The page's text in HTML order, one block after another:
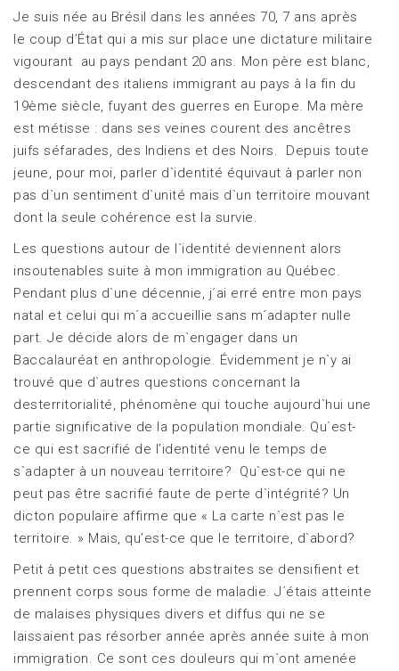
Je suis née au Brésil dans les années 70, 7 ans après
le coup d’État qui a mis sur place une dictature militaire
vigourant au pays pendant 20 ans. Mon père est blanc,
descendant des italiens immigrant au pays à la fin du
19ème siècle, fuyant des guerres en Europe. Ma mère
est métisse : dans ses veines courent des ancêtres
juifs séfarades, des Indiens et des Noirs. Depuis toute
jeune, pour moi, parler d`identité équivaut à parler non
pas d`un sentiment d`unité mais d`un territoire mouvant
dont la seule cohérence est la survie.
Les questions autour de l`identité deviennent alors
insoutenables suite à mon immigration au Québec.
Pendant plus d`une décennie, j´ai erré entre mon pays
natal et celui qui m´a accueillie sans m´adapter nulle
part. Je décide alors de m`engager dans un
Baccalauréat en anthropologie. Évidemment je n`y ai
trouvé que d`autres questions concernant la
desterritorialité, phénomène qui touche aujourd`hui une
partie significative de la population mondiale. Qu`est-
ce qui est sacrifié de l’identité venu le temps de
s`adapter à un nouveau territoire? Qu`est-ce qui ne
peut pas être sacrifié faute de perte d`intégrité? Un
dicton populaire affirme que « La carte n`est pas le
territoire. » Mais, qu’est-ce que le territoire, d`abord?
Petit à petit ces questions abstraites se densifient et
prennent corps sous forme de maladie. J´étais atteinte
de malaises physiques divers et diffus qui ne se
laissaient pas résorber année après année suite à mon
immigration. Ce sont ces douleurs qui m`ont amenée